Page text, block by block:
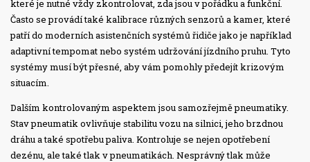
které je nutné vždy zkontrolovat, zda jsou v pořádku a funkční.
Často se provádí také kalibrace různých senzorů a kamer, které
patří do moderních asistenčních systémů řidiče jako je například
adaptivní tempomat nebo systém udržování jízdního pruhu. Tyto
systémy musí být přesné, aby vám pomohly předejít krizovým
situacím.
Dalším kontrolovaným aspektem jsou samozřejmě pneumatiky.
Stav pneumatik ovlivňuje stabilitu vozu na silnici, jeho brzdnou
dráhu a také spotřebu paliva. Kontroluje se nejen opotřebení
dezénu, ale také tlak v pneumatikách. Nesprávný tlak může